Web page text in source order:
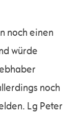
noch einen
würde
noch
Lg Peter